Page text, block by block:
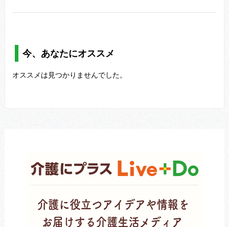
今、あなたにオススメ
オススメは見つかりませんでした。